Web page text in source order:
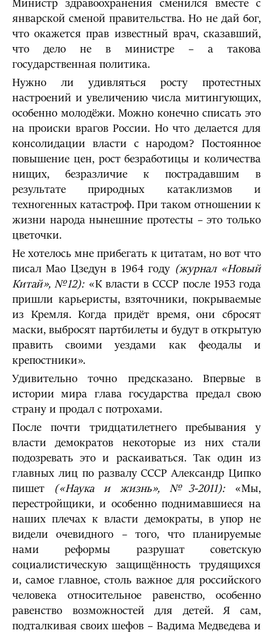
Министр здравоохранения сменился вместе с
январской сменой правительства. Но не дай бог,
что окажется прав известный врач, сказавший,
что дело не в министре – а такова
государственная политика.
Нужно ли удивляться росту протестных
настроений и увеличению числа митингующих,
особенно молодёжи. Можно конечно списать это
на происки врагов России. Но что делается для
консолидации власти с народом? Постоянное
повышение цен, рост безработицы и количества
нищих, безразличие к пострадавшим в
результате природных катаклизмов и
техногенных катастроф. При таком отношении к
жизни народа нынешние протесты – это только
цветочки.
Не хотелось мне прибегать к цитатам, но вот что
писал Мао Цзедун в 1964 году (журнал «Новый
Китай», №12):«К власти в СССР после 1953 года
пришли карьеристы, взяточники, покрываемые
из Кремля. Когда придёт время, они сбросят
маски, выбросят партбилеты и будут в открытую
править своими уездами как феодалы и
крепостники».
Удивительно точно предсказано. Впервые в
истории мира глава государства предал свою
страну и продал с потрохами.
После почти тридцатилетнего пребывания у
власти демократов некоторые из них стали
подозревать это и раскаиваться. Так один из
главных лиц по развалу СССР Александр Ципко
пишет («Наука и жизнь», №3-2011): «Мы,
перестройщики, и особенно поднимавшиеся на
наших плечах к власти демократы, в упор не
видели очевидного – того, что планируемые
нами реформы разрушат советскую
социалистическую защищённость трудящихся
и, самое главное, столь важное для российского
человека относительное равенство, особенно
равенство возможностей для детей. Я сам,
подталкивая своих шефов – Вадима Медведева и